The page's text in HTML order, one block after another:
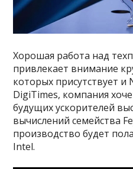
Хорошая работа над
привлекает внимание
которых присутствует и
DigiTimes, компания
будущих ускорителей
вычислений семейства
производство будет
Intel.